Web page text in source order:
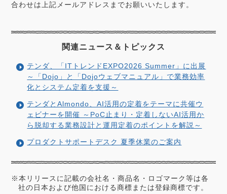
合わせは上記メールアドレスまでお願いいたします。
関連ニュース＆ トピックス
テンダ、「ITトレンドEXPO2026 Summer」に出展
～「Dojo」と「Dojoウェブマニュアル」で業務効率
化とシステム定着を支援～
テンダとAlmondo、AI活用の定着をテーマに共催ウ
ェビナーを開催 ～PoC止まり・定着しないAI活用か
ら脱却する業務設計と運用定着のポイントを解説～
プロダクトサポートデスク 夏季休業のご案内
※本リリースに記載の会社名・商品名・ロゴマーク等は各
社の日本および他国における商標または登録商標です。